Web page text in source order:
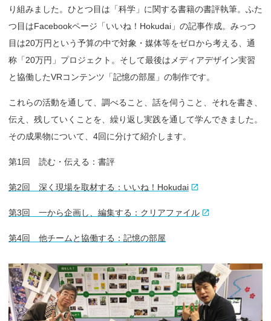
り組みました。ひとつ目は「科学」に関する書籍の書評執筆。ふた
つ目はFacebookページ「いいね！Hokudai」の記事作成。みっつ
目は20万円という予算の中で対象・媒体等をゼロから考える、通
称「20万円」プロジェクト。そして最後はメディアデザイン実習
と協働したVRコンテンツ「記憶の部屋」の制作です。
これらの活動を通して、調べること、話を伺うこと、それを書き、
伝え、残していくことを、繰り返し実践を通して学んできました。
その成果物について、4回に分けて紹介します。
第1回 読む・伝える：書評
第2回 深く現場を取材する：いいね！Hokudai
第3回 一から企画し、編集する：クリアファイル
第4回 他チームと協働する：記憶の部屋